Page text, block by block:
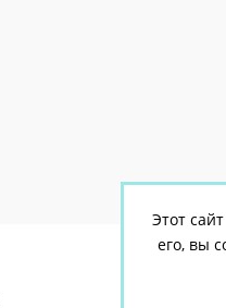
Этот
его, вы